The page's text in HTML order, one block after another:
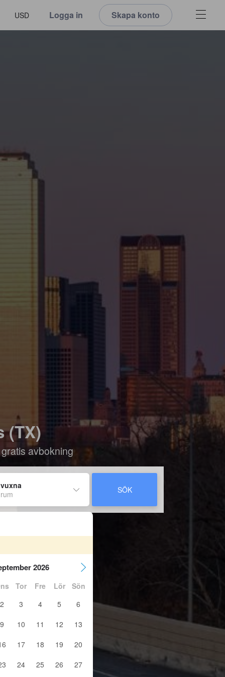
USD Logga in Skapa konto
(TX)
avbokning
SÖK
2026
Tor Fre Lör
Sön
2
3 4 5
6
9
10 11 12
13
17 18 19
20
24 25 26 27